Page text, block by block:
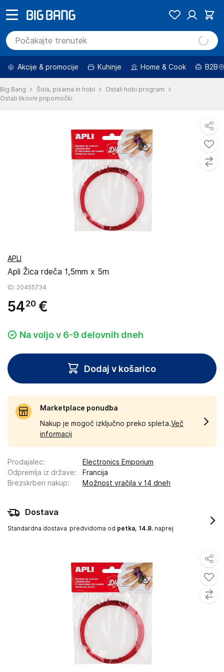
Akcije & promocije Kuhinje Home & Cook B2B
Big Bang Šola, pisarna in hobi
Ostali hobi program
Ostali likovni pripomočki
APLI
Apli Žica rdeča 1,5mm x 5m
ID: 20455734
5420 €
Na voljo v 6-9 delovnih dneh
Dodaj v košarico
Marketplace ponudba
Nakup je mogoč izključno preko spleta.Več
informacij
Prodajalec:
Electronics Emporium
Odpremlja iz države:
Francija
Brezskrben nakup: Možnost vračila v 14 dneh
Dostava
Standardna dostava predvidoma od petka, 14.8. naprej